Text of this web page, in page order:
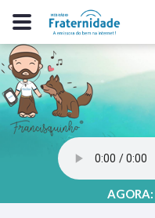
AGORA: